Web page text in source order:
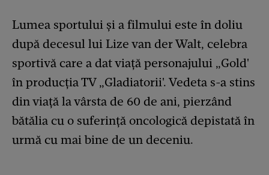
Lumea sportului și a filmului este în doliu
după decesul lui Lize van der Walt, celebra
sportivă care a dat viață personajului „Gold'
în producția TV „Gladiatorii'. Vedeta s-a stins
din viață la vârsta de 60 de ani, pierzând
bătălia cu o suferință oncologică depistată în
urmă cu mai bine de un deceniu.